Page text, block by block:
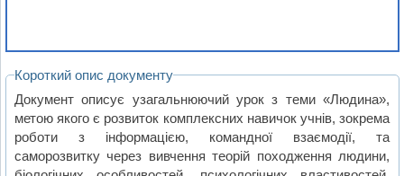
Короткий опис документу
Документ описує узагальнюючий урок з теми «Людина»,
метою якого є розвиток комплексних навичок учнів, зокрема
роботи з інформацією, командної взаємодії, та
саморозвитку через вивчення теорій походження людини,